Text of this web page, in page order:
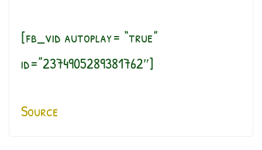
[fb_vid autoplay= “true”
id=”2374905289381762″]
Source